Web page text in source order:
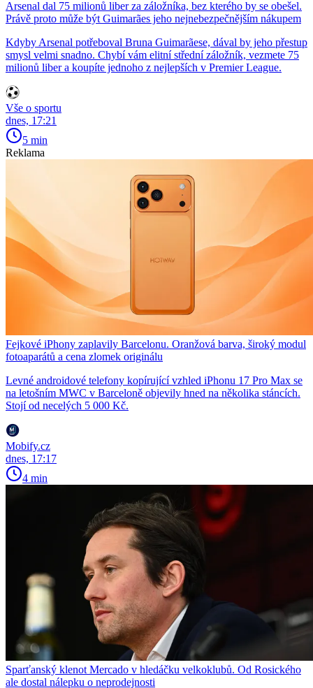
Arsenal dal 75 milionů liber za záložníka, bez kterého by se obešel.
Právě proto může být Guimarães jeho nejnebezpečnějším nákupem
Kdyby Arsenal potřeboval Bruna Guimarãese, dával by jeho přestup
smysl velmi snadno. Chybí vám elitní střední záložník, vezmete 75
milionů liber a koupíte jednoho z nejlepších v Premier League.
Vše o sportu
dnes, 17:21
5 min
Reklama
Fejkové iPhony zaplavily Barcelonu. Oranžová barva, široký modul
fotoaparátů a cena zlomek originálu
Levné androidové telefony kopírující vzhled iPhonu 17 Pro Max se
na letošním MWC v Barceloně objevily hned na několika stáncích.
Stojí od necelých 5 000 Kč.
Mobify.cz
dnes, 17:17
4 min
Sparťanský klenot Mercado v hledáčku velkoklubů. Od Rosického
ale dostal nálepku o neprodejnosti